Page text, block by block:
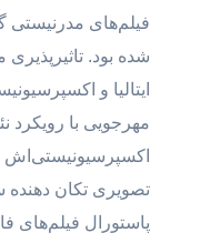
فیلم‌های مدرنیستی
شده بود.
ایتالیا و
مهرجویی با رویکرد
اکسپرسیونیستی‌اش
تصویری تکان
پاستورال فیلم‌های